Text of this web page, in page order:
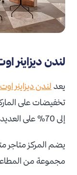
لندن
يعد لندن ديزاينر
تخفيضات على
إلى 70% على العديد من العلامات التجارية الشهيرة.
يضم المركز متاجر
مجموعة من